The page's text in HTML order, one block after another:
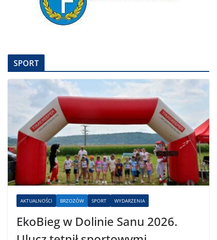
SPORT
AKTUALNOŚCI BRZOZÓW SPORT WYDARZENIA
EkoBieg w Dolinie Sanu 2026.